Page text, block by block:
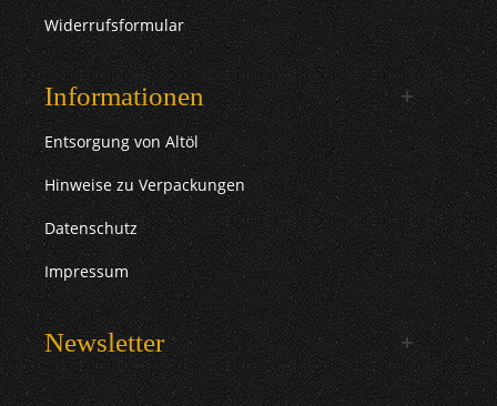
Widerrufsformular
Informationen
Entsorgung von Altöl
Hinweise zu Verpackungen
Datenschutz
Impressum
Newsletter